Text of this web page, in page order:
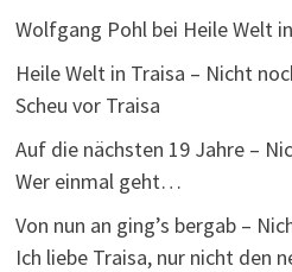
Wolfgang Pohl bei Heile Welt
Heile Welt in Traisa – Nicht
Scheu vor Traisa
Auf die nächsten 19 Jahre –
Wer einmal geht…
Von nun an ging’s bergab –
Ich liebe Traisa, nur nicht den